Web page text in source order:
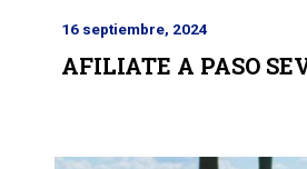
16 septiembre, 2024
AFILIATE A PASO